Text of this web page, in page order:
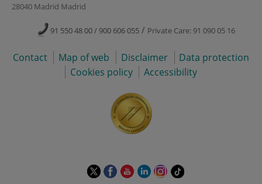
28040 Madrid Madrid
91 550 48 00 / 900 606 055 / Private Care: 91 090 05 16
Contact Map of web Disclaimer
Data protection
Cookies policy
Accessibility
This This This This This Link